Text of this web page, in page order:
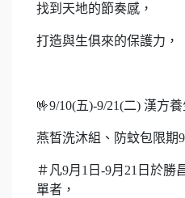
找到天地的節奏感，
打造與生俱來的保護力，
🤟9/10(五)-9/21(二) 漢方養
燕晳洗沐組、防蚊包限期
＃凡9月1日-9月21日於勝
單者，